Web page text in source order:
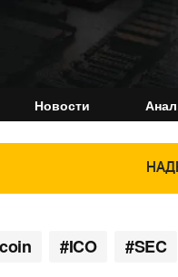
Новости
#ICO #SEC